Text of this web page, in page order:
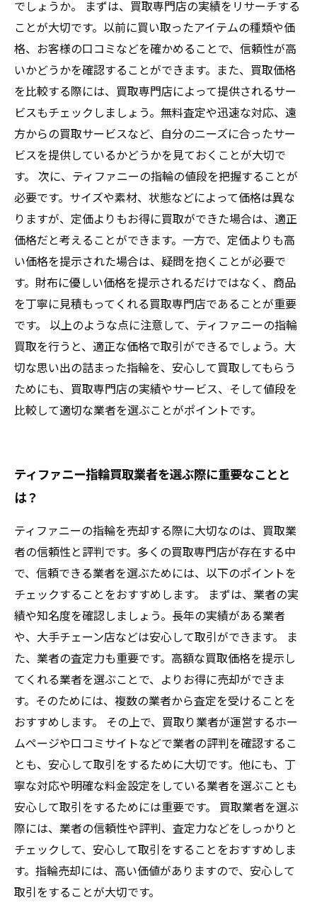
でしょうか。 まずは、買取専門店の実績をリサーチする
ことが大切です。以前に買い取ったアイテムの種類や価
格、お客様の口コミなどを確かめることで、信頼性が高
いかどうかを確認することができます。また、買取価格
を比較する際には、買取専門店によって提供されるサー
ビスもチェックしましょう。無料査定や迅速な対応、遠
方からの買取サービスなど、自分のニーズに合ったサー
ビスを提供しているかどうかを見ておくことが大切で
す。 次に、ティファニーの指輪の値段を把握することが
必要です。サイズや素材、状態などによって価格は異な
りますが、定価よりもお得に買取ができた場合は、適正
価格だと考えることができます。一方で、定価よりも高
い価格を提示された場合は、疑問を抱くことが必要で
す。財布に優しい価格を提示されるだけではなく、商品
を丁寧に見積もってくれる買取専門店であることが重要
です。 以上のような点に注意して、ティファニーの指輪
買取を行うと、適正な価格で取引ができるでしょう。大
切な思い出の詰まった指輪を、安心して買取してもらう
ためにも、買取専門店の実績やサービス、そして値段を
比較して適切な業者を選ぶことがポイントです。
ティファニー指輪買取業者を選ぶ際に重要なことと
は？
ティファニーの指輪を売却する際に大切なのは、買取業
者の信頼性と評判です。多くの買取専門店が存在する中
で、信頼できる業者を選ぶためには、以下のポイントを
チェックすることをおすすめします。 まずは、業者の実
績や知名度を確認しましょう。長年の実績がある業者
や、大手チェーン店などは安心して取引ができます。 ま
た、業者の査定力も重要です。高額な買取価格を提示し
てくれる業者を選ぶことで、よりお得に売却ができま
す。そのためには、複数の業者から査定を受けることを
おすすめします。 その上で、買取り業者が運営するホー
ムページや口コミサイトなどで業者の評判を確認するこ
とも、安心して取引をするために大切です。他にも、丁
寧な対応や明確な料金設定をしている業者を選ぶことも
安心して取引をするためには重要です。 買取業者を選ぶ
際には、業者の信頼性や評判、査定力などをしっかりと
チェックして、安心して取引をすることをおすすめしま
す。指輪売却には、高い価値がありますので、安心して
取引をすることが大切です。